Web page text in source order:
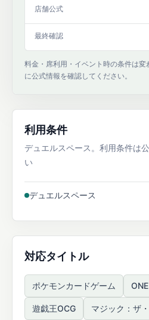
店舗公式
最終確認
料金・席利用・イベント時の条件は
に公式情報を確認してください。
利用条件
デュエルスペース。利用条件は
い
デュエルスペース
対応タイトル
ポケモンカードゲーム
遊戯王OCG マジック：ザ